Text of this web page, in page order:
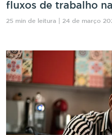
fluxos de trabalho
25 min de leitura | 24 de março